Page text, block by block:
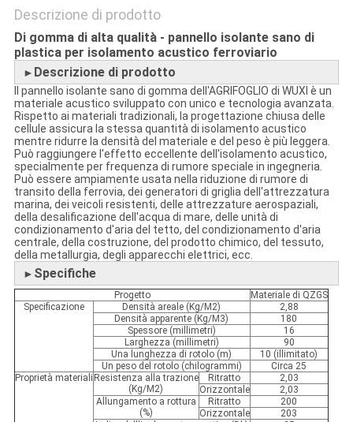
Descrizione di prodotto
Di gomma di alta qualità - pannello isolante sano di
plastica per isolamento acustico ferroviario
► Descrizione di prodotto
Il pannello isolante sano di gomma dell'AGRIFOGLIO di WUXI è un
materiale acustico sviluppato con unico e tecnologia avanzata.
Rispetto ai materiali tradizionali, la progettazione chiusa delle
cellule assicura la stessa quantità di isolamento acustico
mentre ridurre la densità del materiale e del peso è più leggera.
Può raggiungere l'effetto eccellente dell'isolamento acustico,
specialmente per frequenza di rumore speciale in ingegneria.
Può essere ampiamente usata nella riduzione di rumore di
transito della ferrovia, dei generatori di griglia dell'attrezzatura
marina, dei veicoli resistenti, delle attrezzature aerospaziali,
della desalificazione dell'acqua di mare, delle unità di
condizionamento d'aria del tetto, del condizionamento d'aria
centrale, della costruzione, del prodotto chimico, del tessuto,
della metallurgia, degli apparecchi elettrici, ecc.
► Specifiche
Progetto
Materiale di QZGS
Specificazione
Densità areale (Kg/M2)
2,88
Densità apparente (Kg/M3)
180
Spessore (millimetri)
16
Larghezza (millimetri)
90
Una lunghezza di rotolo (m)
10 (illimitato)
Un peso del rotolo (chilogrammi)
Circa 25
Proprietà materiali Resistenza alla trazione
(Kg/M2)
Ritratto
2,03
Orizzontale
2,03
Allungamento a rottura
(%)
Ritratto
200
Orizzontale
203